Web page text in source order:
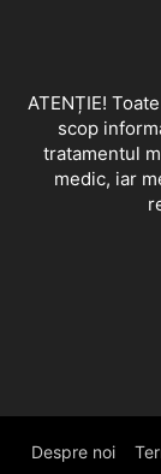
ATENȚIE!
scop
tratamentul
medic, iar
Despre noi